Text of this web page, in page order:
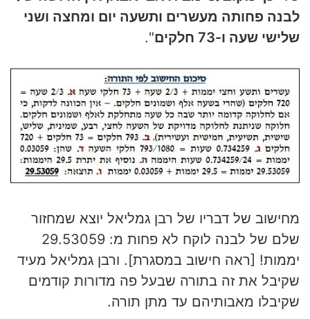
לבנה פחותה מעשרים ותשעה יום ומחצה ושני
שלישי שעה ו-73 חלקים
".
מחישוב של דבריו של רבן גמליאל יוצא שמחזור
שלם של לבנה לוקח לא פחות מ: 29.53059
יממות! [ראה חישוב במסגרת]. ורבן גמליאל מעיד
שקיבל את זה בתורה שבעל פה מדורות קודמים
שקיבלו מאבותיהם עד מתן תורה.